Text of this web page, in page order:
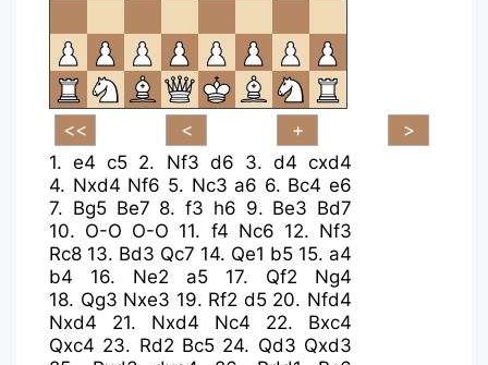
1.e4 c5 2. Nf3 d6 3. d4 cxd4
4. Nxd4 Nf6 5. Nc3 a6 6. Bc4 e6
7. Bg5 Be7 8. f3 h6 9. Be3 Bd7
10. O-O O-O 11. f4 Nc6 12. Nf3
Rc8 13. Bd3 Qc7 14. Qe1 b5 15. a4
b4
16. Ne2 a5 17. Qf2
Ng4
18. Qg3 Nxe3 19. Rf2 d5 20. Nfd4
Nxd4
21. Nxd4 Nc4 22. Bxc4
Qxc4 23. Rd2 Bc5 24. Qd3 Qxd3